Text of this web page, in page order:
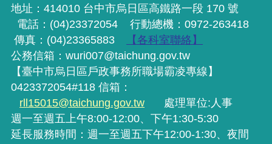
地址：414010 台中市烏日區高鐵路一段 170 號
電話：(04)23372054 行動總機 ：0972-263418
傳真：(04)23365883
【各科室聯絡】
公務信箱：wuri007@taichung.gov.tw
【臺中市烏日區戶政事務所職場霸凌專線】
0423372054#118 信箱：
rll15015@taichung.gov.tw
處理單位:人事
週一至週五上午8:00-12:00、下午1:30-5:30
延長服務時間：週一至週五下午12:00-1:30、夜間